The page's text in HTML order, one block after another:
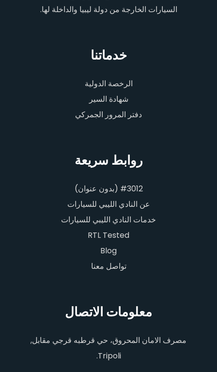
السيارات الخارجة من دولة ليبيا والداخلة لها.
خدماتنا
الرخصة الدولية
شهادة السير
دفتر المرور الجمركي
روابط سريعة
#3012 (بدون عنوان)
عن النادي الليبي للسيارات
خدمات النادي الليبي للسيارات
RTL Tested
Blog
تواصل معنا
معلومات الاتصال
مصرف الامان المحروق، حي قرطبه قرجي مقابل,
Tripoli.